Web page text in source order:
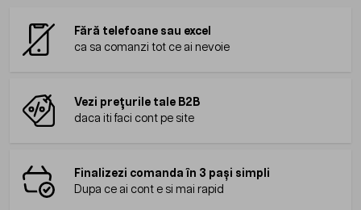
Fără telefoane sau excel
ca sa comanzi tot ce ai nevoie
Vezi prețurile tale B2B
daca iti faci cont pe site
Finalizezi comanda în 3 pași simpli
Dupa ce ai cont e si mai rapid